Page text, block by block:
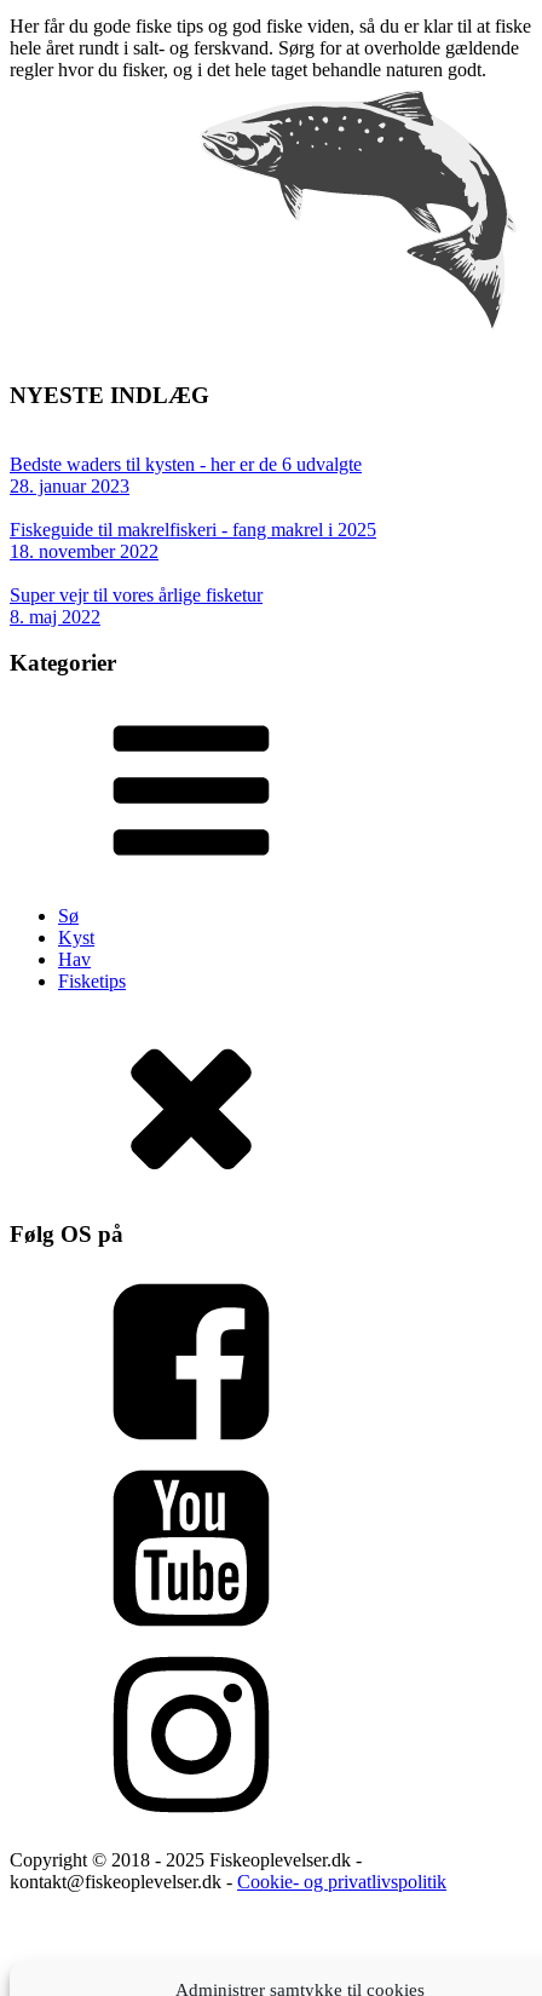
Administrer samtykke til cookies
Her får du gode fiske tips og god fiske viden, så du er klar til at fiske
hele året rundt i salt- og ferskvand. Sørg for at overholde gældende
regler hvor du fisker, og i det hele taget behandle naturen godt.
NYESTE INDLÆG
Bedste waders til kysten - her er de 6 udvalgte
28. januar 2023
Fiskeguide til makrelfiskeri - fang makrel i 2025
18. november 2022
Super vejr til vores årlige fisketur
8. maj 2022
Kategorier
Sø
Kyst
Hav
Fisketips
Følg OS på
Copyright © 2018 - 2025 Fiskeoplevelser.dk -
kontakt@fiskeoplevelser.dk - Cookie- og privatlivspolitik